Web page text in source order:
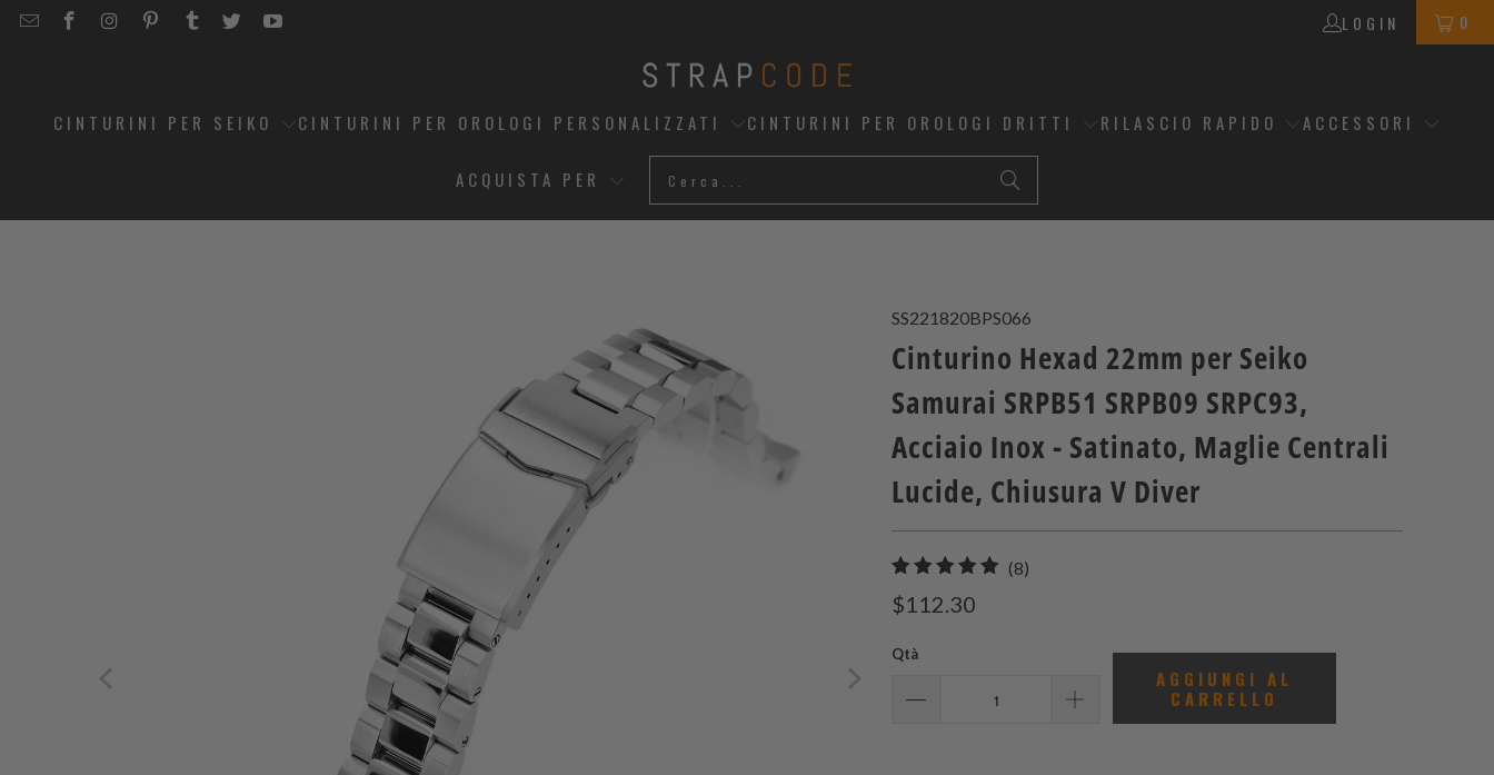
EMAILSTRAPCODE
STRAPCODE
STRAPCODE
STRAPCODE
STRAPCODE
STRAPCODE
LOGIN 0
CINTURINI PER SEIKO CINTURINI PER OROLOGI PERSONALIZZATI CINTURINI PER OROLOGI DRITTI RILASCIO RAPIDO ACCESSORI
ACQUISTA PER
SS221820BPS066
Cinturino Hexad 22mm per Seiko
Samurai SRPB51 SRPB09 SRPC93,
Acciaio Inox - Satinato, Maglie Centrali
Lucide, Chiusura V Diver
(8)
$112.30
Qtà
AGGIUNGI AL
CARRELLO